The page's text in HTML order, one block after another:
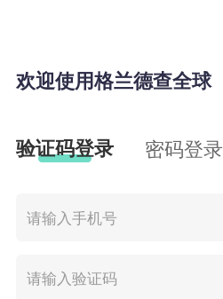
欢迎使用格兰德查全球
验证码登录 密码登录